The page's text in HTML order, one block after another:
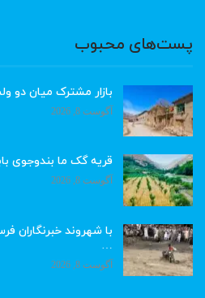
پست‌های محبوب
بازار مشترک میان دو
آگوست 8, 2026
قریه گک ما بندوجوی
آگوست 8, 2026
با شهروند خبرنگاران
…
آگوست 8, 2026